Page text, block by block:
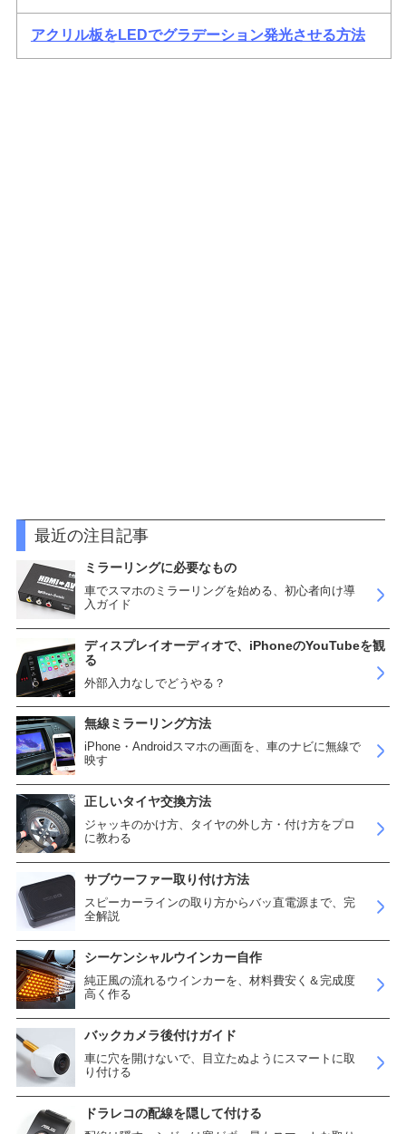
アクリル板をLEDでグラデーション発光させる方法
最近の注目記事
ミラーリングに必要なもの
車でスマホのミラーリングを始める、初心者向け導
入ガイド
ディスプレイオーディオで、iPhoneのYouTubeを観
る
外部入力なしでどうやる？
無線ミラーリング方法
iPhone・Androidスマホの画面を、車のナビに無線で
映す
正しいタイヤ交換方法
ジャッキのかけ方、タイヤの外し方・付け方をプロ
に教わる
サブウーファー取り付け方法
スピーカーラインの取り方からバッ直電源まで、完
全解説
シーケンシャルウインカー自作
純正風の流れるウインカーを、材料費安く＆完成度
高く作る
バックカメラ後付けガイド
車に穴を開けないで、目立たぬようにスマートに取
り付ける
ドラレコの配線を隠して付ける